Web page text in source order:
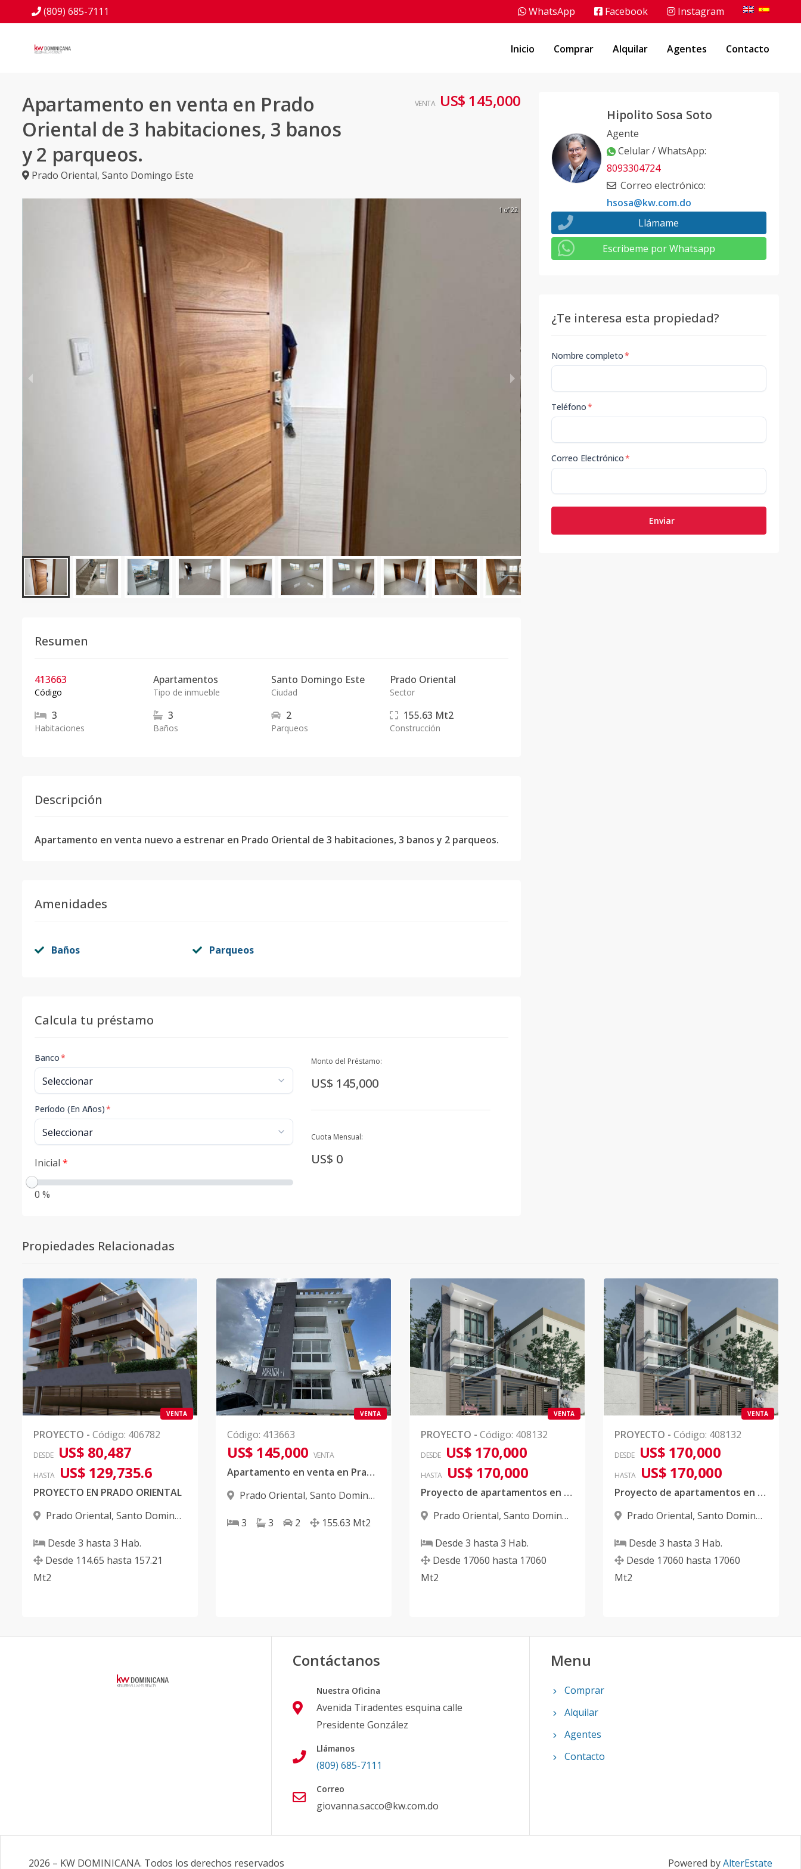
(809) 685-7111 WhatsApp Facebook Instagram
Inicio Comprar Alquilar Agentes Contacto
Apartamento en venta en Prado
Oriental de 3 habitaciones, 3 banos
y 2 parqueos.
Prado Oriental, Santo Domingo Este
VENTA US$ 145,000
1 of 22
Resumen
413663
Código
Apartamentos
Tipo de inmueble
Santo Domingo Este
Ciudad
Prado Oriental
Sector
3
Habitaciones
3
Baños
2
Parqueos
155.63 Mt2
Construcción
Descripción
Apartamento en venta nuevo a estrenar en Prado Oriental de 3 habitaciones, 3 banos y 2 parqueos.
Amenidades
Baños Parqueos
Calcula tu préstamo
Banco*
Período (En Años)*
Inicial *
0 %
Monto del Préstamo:
US$ 145,000
Cuota Mensual:
US$ 0
Hipolito Sosa Soto
Agente
Celular / WhatsApp:
8093304724
Correo electrónico:
hsosa@kw.com.do
Llámame
Escribeme por Whatsapp
¿Te interesa esta propiedad?
Nombre completo*
Teléfono*
Correo Electrónico*
Enviar
Propiedades Relacionadas
VENTA
PROYECTO - Código: 406782
DESDE US$ 80,487
HASTA US$ 129,735.6
PROYECTO EN PRADO ORIENTAL
Prado Oriental, Santo Domingo
Desde 3 hasta 3 Hab.
Desde 114.65 hasta 157.21
Mt2
VENTA
Código: 413663
US$ 145,000 VENTA
Apartamento en venta en Prado Oriental de 3 habitaciones, 3 banos y 2 parqueos.
Prado Oriental, Santo Domingo
3
3 2 155.63 Mt2
VENTA
PROYECTO - Código: 408132
DESDE US$ 170,000
HASTA US$ 170,000
Proyecto de apartamentos en Prado Oriental
Prado Oriental, Santo Domingo
Desde 3 hasta 3 Hab.
Desde 17060 hasta 17060
Mt2
VENTA
PROYECTO - Código: 408132
DESDE US$ 170,000
HASTA US$ 170,000
Proyecto de apartamentos en Prado Oriental
Prado Oriental, Santo Domingo
Desde 3 hasta 3 Hab.
Desde 17060 hasta 17060
Mt2
Contáctanos
Nuestra Oficina
Avenida Tiradentes esquina calle
Presidente González
Llámanos
(809) 685-7111
Correo
giovanna.sacco@kw.com.do
Menu
Comprar
Alquilar
Agentes
Contacto
2026 – KW DOMINICANA. Todos los derechos reservados Powered byAlterEstate